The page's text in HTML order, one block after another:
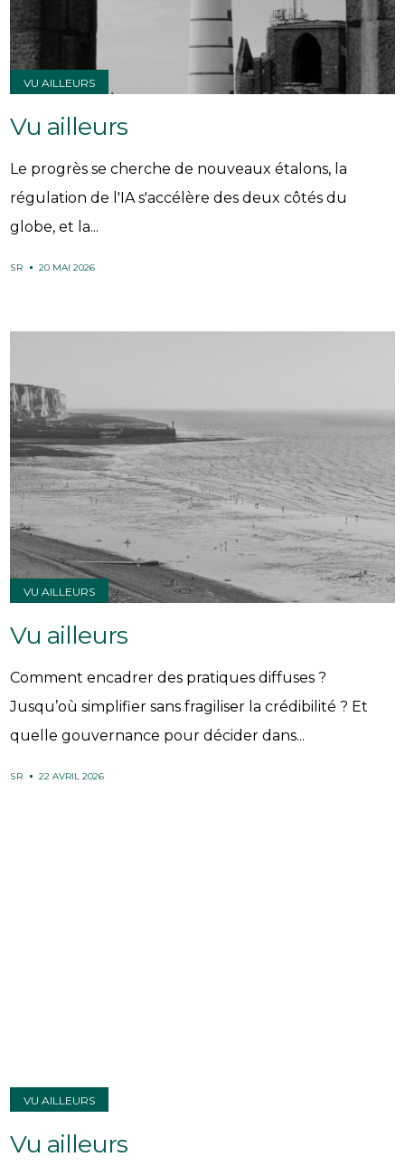
VU AILLEURS
Vu ailleurs
Le progrès se cherche de nouveaux étalons, la
régulation de l'IA s'accélère des deux côtés du
globe, et la...
SR 20 MAI 2026
VU AILLEURS
Vu ailleurs
Comment encadrer des pratiques diffuses ?
Jusqu’où simplifier sans fragiliser la crédibilité ? Et
quelle gouvernance pour décider dans...
SR 22 AVRIL 2026
VU AILLEURS
Vu ailleurs